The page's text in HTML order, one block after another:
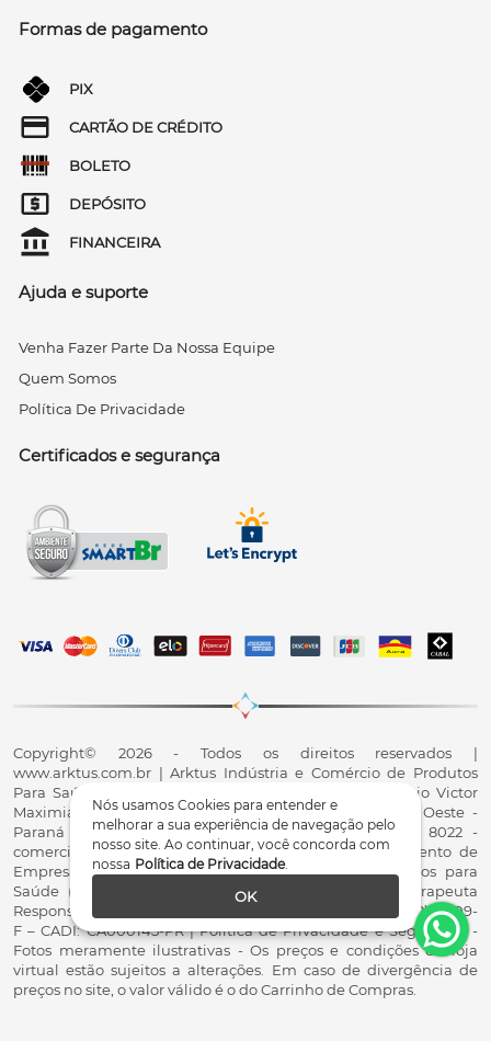
Nós usamos Cookies para entender e
melhorar a sua experiência de navegação pelo
nosso site. Ao continuar, você concorda com
nossa Política de Privacidade.
OK
Formas de pagamento
PIX
CARTÃO DE CRÉDITO
BOLETO
DEPÓSITO
FINANCEIRA
Ajuda e suporte
Venha Fazer Parte Da Nossa Equipe
Quem Somos
Política De Privacidade
Certificados e segurança
Copyright© 2026 - Todos os direitos reservados |
www.arktus.com.br | Arktus Indústria e Comércio de Produtos
Para Saúde Ltda | CNPJ: 01.417.367/0001-78 | R. Antônio Victor
Maximiano, 107, Parque Industrial II, Santa Tereza do Oeste -
Paraná - CEP 85825-900 - Fale conosco: 0800 200 8022 -
comercial@arktus.com.br | Autorização de Funcionamento de
Empresa - AFE/ANVISA - Para Fabricação de Produtos para
Saúde (Correlatos): 8.02.844-5 (UX418X102741) - Fisioterapeuta
Responsável Técnico Dr. Alex Fernando Zani - Crefito8(PR): 8409-
F – CADI: CA000145-PR | Política de Privacidade e Segurança -
Fotos meramente ilustrativas - Os preços e condições da loja
virtual estão sujeitos a alterações. Em caso de divergência de
preços no site, o valor válido é o do Carrinho de Compras.